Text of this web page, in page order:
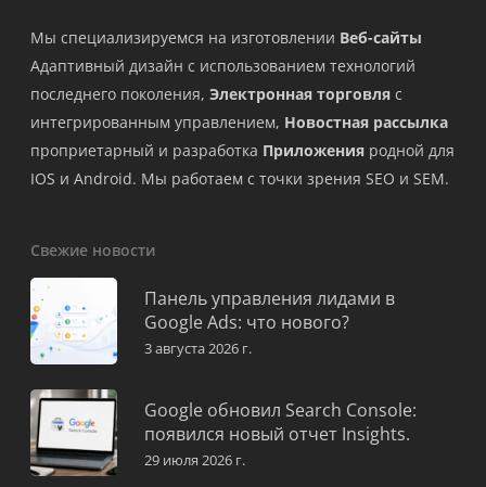
Мы специализируемся на изготовлении Веб-сайты
Адаптивный дизайн с использованием технологий
последнего поколения, Электронная торговля с
интегрированным управлением, Новостная рассылка
проприетарный и разработка Приложения родной для
IOS и Android. Мы работаем с точки зрения SEO и SEM.
Свежие новости
Панель управления лидами в
Google Ads: что нового?
3 августа 2026 г.
Google обновил Search Console:
появился новый отчет Insights.
29 июля 2026 г.